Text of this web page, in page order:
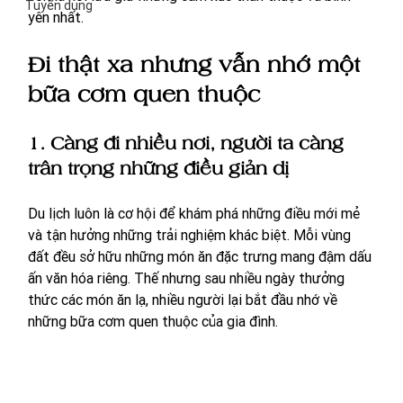
Tuyển dụng
yên nhất.
Đi thật xa nhưng vẫn nhớ một
bữa cơm quen thuộc
1. Càng đi nhiều nơi, người ta càng
trân trọng những điều giản dị
Du lịch luôn là cơ hội để khám phá những điều mới mẻ
và tận hưởng những trải nghiệm khác biệt. Mỗi vùng
đất đều sở hữu những món ăn đặc trưng mang đậm dấu
ấn văn hóa riêng. Thế nhưng sau nhiều ngày thưởng
thức các món ăn lạ, nhiều người lại bắt đầu nhớ về
những bữa cơm quen thuộc của gia đình.